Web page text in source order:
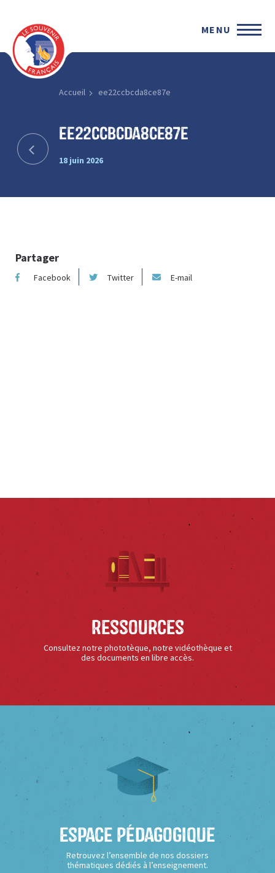
MENU
Accueil ee22ccbcda8ce87e
ee22ccbcda8ce87e
18 juin 2026
Partager
Facebook Twitter E-mail
Ressources
Consultez notre phototèque, notre vidéothèque et
des documents en libre accès.
Espace Pédagogique
Retrouvez l’ensemble de nos dossiers
thématiques dédiés à l’enseignement.